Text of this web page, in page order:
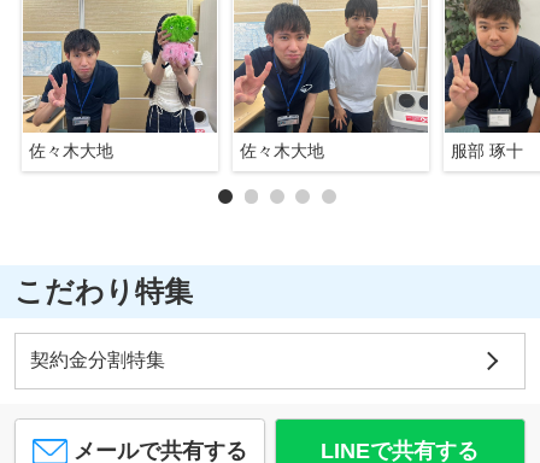
佐々木大地 佐々木大地 服部 琢十
こだわり特集
契約金分割特集
メールで共有する LINEで共有する